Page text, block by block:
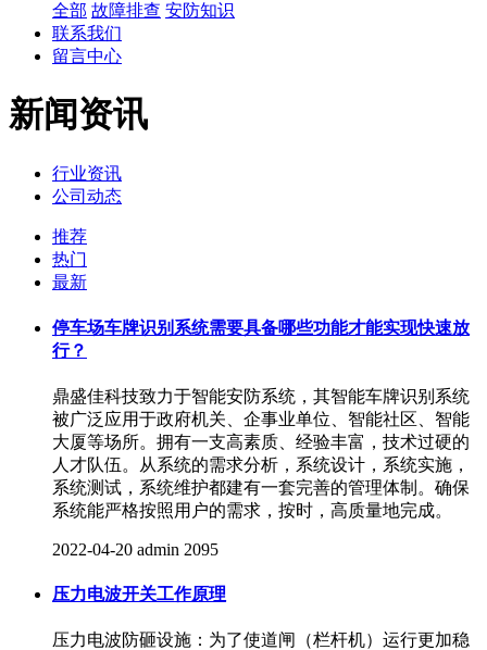
全部 故障排查 安防知识
联系我们
留言中心
新闻资讯
行业资讯
公司动态
推荐
热门
最新
停车场车牌识别系统需要具备哪些功能才能实现快速放
行？
鼎盛佳科技致力于智能安防系统，其智能车牌识别系统
被广泛应用于政府机关、企事业单位、智能社区、智能
大厦等场所。拥有一支高素质、经验丰富，技术过硬的
人才队伍。从系统的需求分析，系统设计，系统实施，
系统测试，系统维护都建有一套完善的管理体制。确保
系统能严格按照用户的需求，按时，高质量地完成。
2022-04-20 admin 2095
压力电波开关工作原理
压力电波防砸设施：为了使道闸（栏杆机）运行更加稳